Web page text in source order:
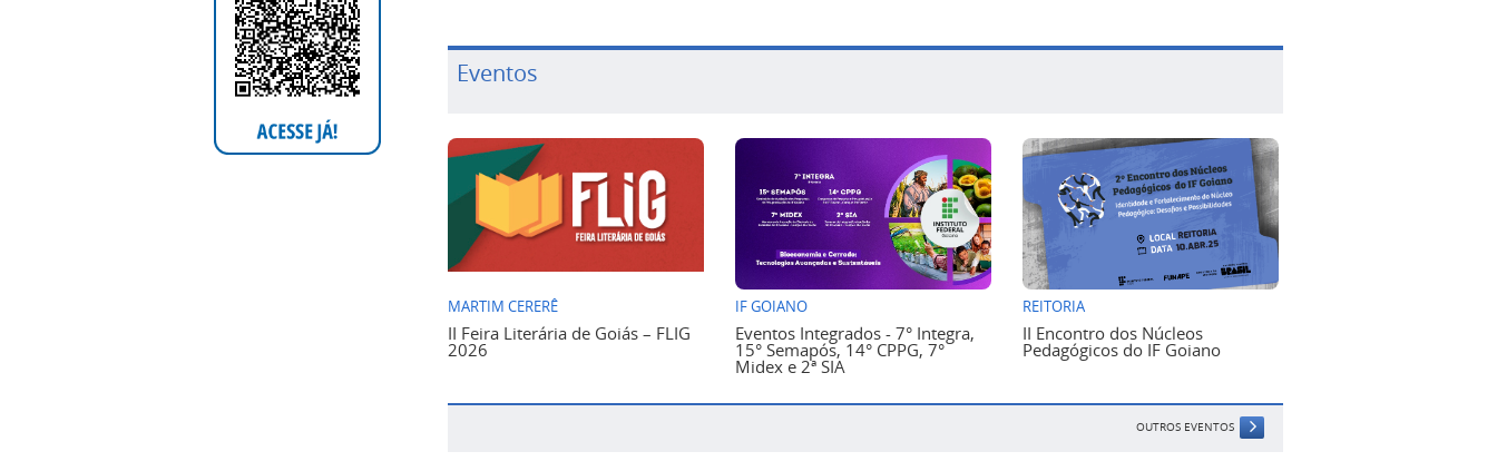
Eventos
MARTIM CERERÊ
II Feira Literária de Goiás – FLIG
2026
IF GOIANO
Eventos Integrados - 7° Integra,
15° Semapós, 14° CPPG, 7°
Midex e 2ª SIA
REITORIA
II Encontro dos Núcleos
Pedagógicos do IF Goiano
OUTROS EVENTOS